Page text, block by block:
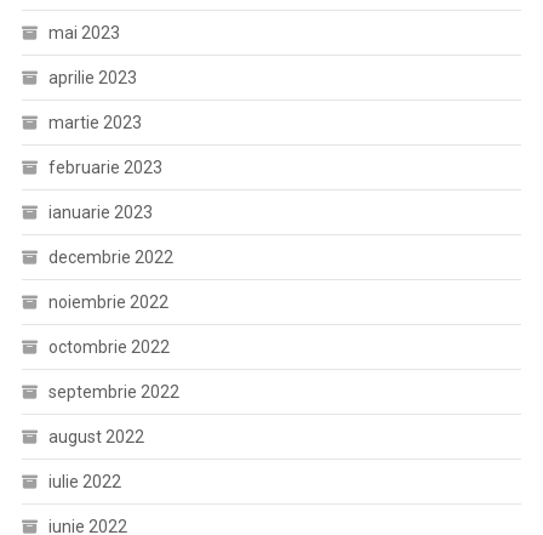
mai 2023
aprilie 2023
martie 2023
februarie 2023
ianuarie 2023
decembrie 2022
noiembrie 2022
octombrie 2022
septembrie 2022
august 2022
iulie 2022
iunie 2022